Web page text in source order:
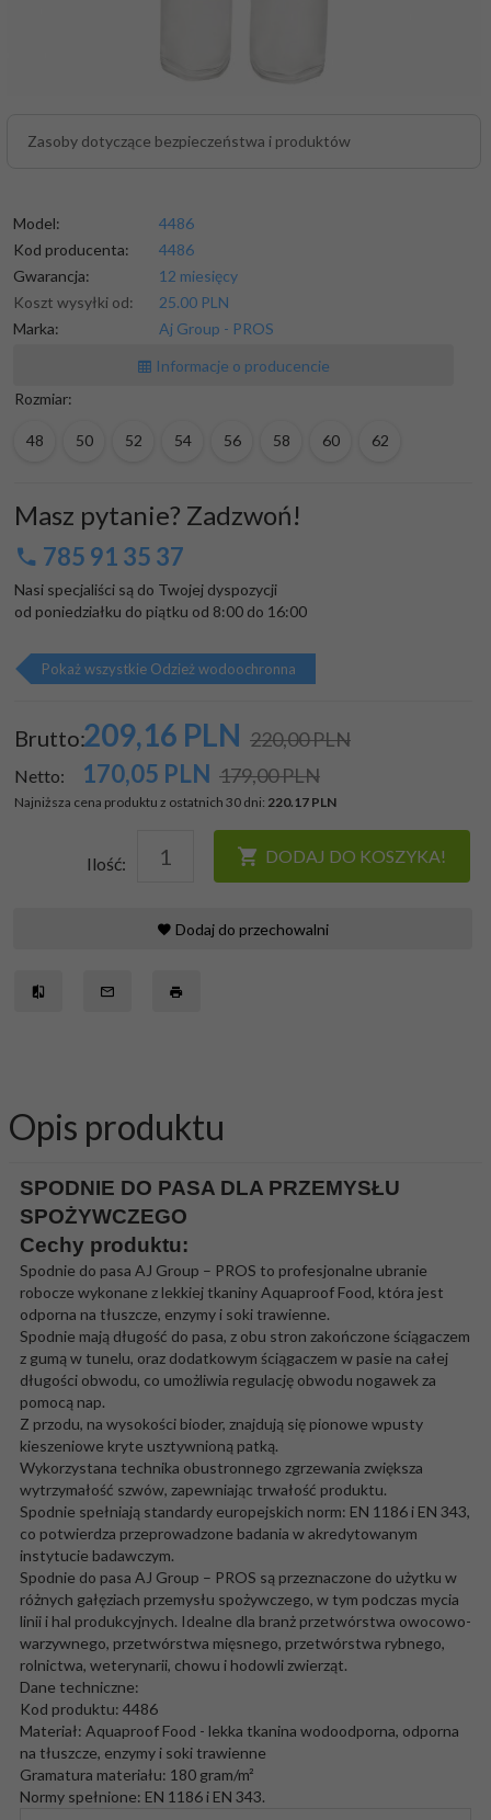
Zasoby dotyczące bezpieczeństwa i produktów
Model:
4486
Kod producenta:
4486
Gwarancja:
12 miesięcy
Koszt wysyłki od:
25.00 PLN
Marka:
Aj Group - PROS
Informacje o producencie
Rozmiar:
48 50 52 54 56 58 60 62
Masz pytanie? Zadzwoń!
785 91 35 37
Nasi specjaliści są do Twojej dyspozycji
od poniedziałku do piątku od 8:00 do 16:00
Pokaż wszystkie Odzież wodoochronna
Brutto:209,16 PLN 220,00 PLN
Netto: 170,05 PLN 179,00 PLN
Najniższa cena produktu z ostatnich 30 dni: 220.17 PLN
Ilość: DODAJ DO KOSZYKA!
Dodaj do przechowalni
Opis produktu
SPODNIE DO PASA DLA PRZEMYSŁU
SPOŻYWCZEGO
Cechy produktu:
Spodnie do pasa AJ Group – PROS to profesjonalne ubranie
robocze wykonane z lekkiej tkaniny Aquaproof Food, która jest
odporna na tłuszcze, enzymy i soki trawienne.
Spodnie mają długość do pasa, z obu stron zakończone ściągaczem
z gumą w tunelu, oraz dodatkowym ściągaczem w pasie na całej
długości obwodu, co umożliwia regulację obwodu nogawek za
pomocą nap.
Z przodu, na wysokości bioder, znajdują się pionowe wpusty
kieszeniowe kryte usztywnioną patką.
Wykorzystana technika obustronnego zgrzewania zwiększa
wytrzymałość szwów, zapewniając trwałość produktu.
Spodnie spełniają standardy europejskich norm: EN 1186 i EN 343,
co potwierdza przeprowadzone badania w akredytowanym
instytucie badawczym.
Spodnie do pasa AJ Group – PROS są przeznaczone do użytku w
różnych gałęziach przemysłu spożywczego, w tym podczas mycia
linii i hal produkcyjnych. Idealne dla branż przetwórstwa owocowo-
warzywnego, przetwórstwa mięsnego, przetwórstwa rybnego,
rolnictwa, weterynarii, chowu i hodowli zwierząt.
Dane techniczne:
Kod produktu: 4486
Materiał: Aquaproof Food - lekka tkanina wodoodporna, odporna
na tłuszcze, enzymy i soki trawienne
Gramatura materiału: 180 gram/m²
Normy spełnione: EN 1186 i EN 343.